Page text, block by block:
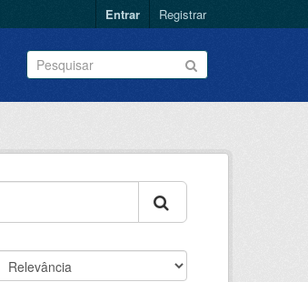
Entrar Registrar